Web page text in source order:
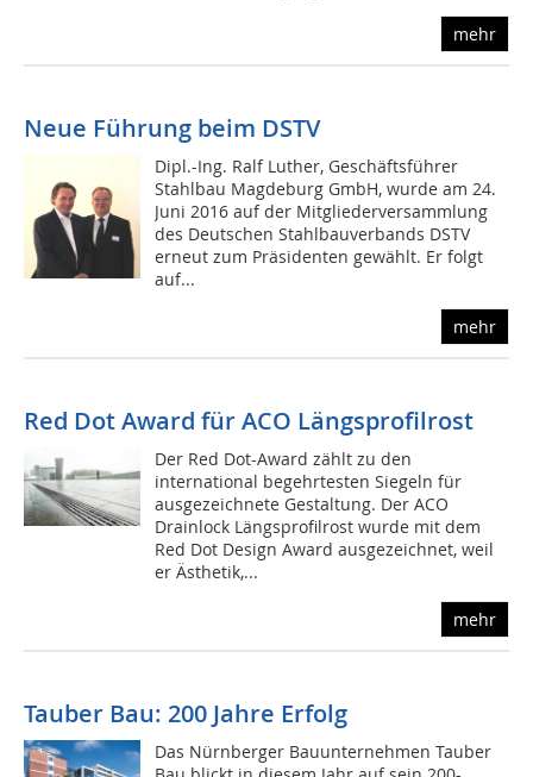
mehr
Neue Führung beim DSTV
Dipl.-Ing. Ralf Luther, Geschäftsführer
Stahlbau Magdeburg GmbH, wurde am 24.
Juni 2016 auf der Mitgliederversammlung
des Deutschen Stahlbauverbands DSTV
erneut zum Präsidenten gewählt. Er folgt
auf...
mehr
Red Dot Award für ACO Längsprofilrost
Der Red Dot-Award zählt zu den
international begehrtesten Siegeln für
ausgezeichnete Gestaltung. Der ACO
Drainlock Längsprofilrost wurde mit dem
Red Dot Design Award ausgezeichnet, weil
er Ästhetik,...
mehr
Tauber Bau: 200 Jahre Erfolg
Das Nürnberger Bauunternehmen Tauber